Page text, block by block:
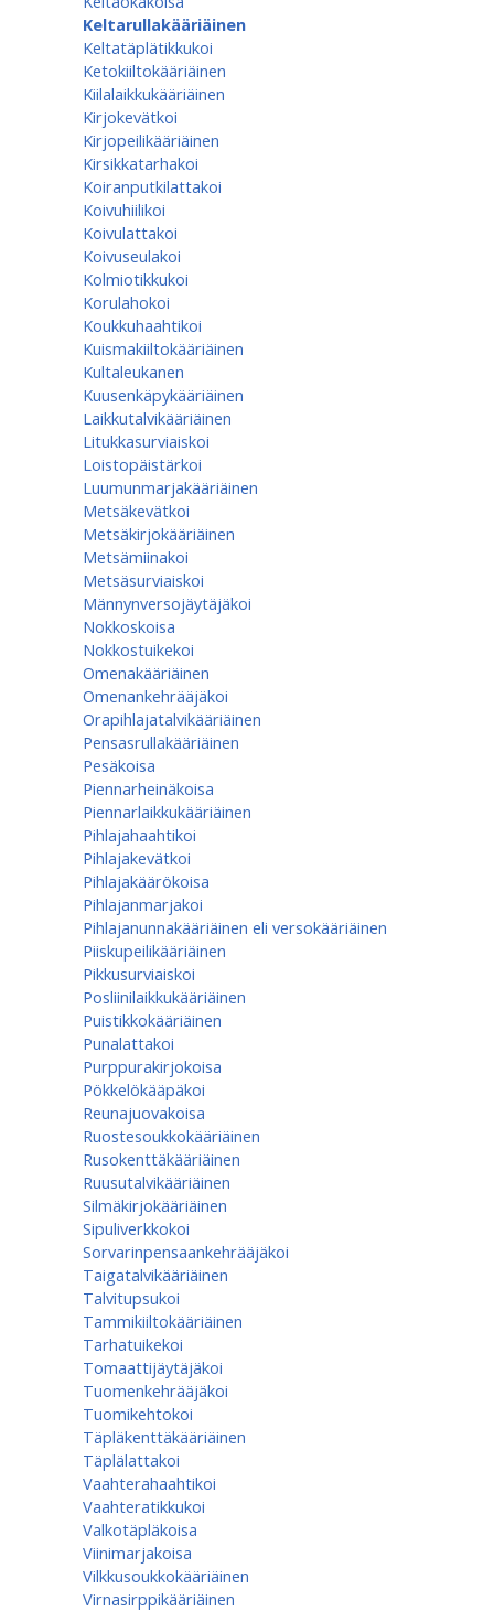
Keltarullakääriäinen
Keltatäplätikkukoi
Ketokiiltokääriäinen
Kiilalaikkukääriäinen
Kirjokevätkoi
Kirjopeilikääriäinen
Kirsikkatarhakoi
Koiranputkilattakoi
Koivuhiilikoi
Koivulattakoi
Koivuseulakoi
Kolmiotikkukoi
Korulahokoi
Koukkuhaahtikoi
Kuismakiiltokääriäinen
Kultaleukanen
Kuusenkäpykääriäinen
Laikkutalvikääriäinen
Litukkasurviaiskoi
Loistopäistärkoi
Luumunmarjakääriäinen
Metsäkevätkoi
Metsäkirjokääriäinen
Metsämiinakoi
Metsäsurviaiskoi
Männynversojäytäjäkoi
Nokkoskoisa
Nokkostuikekoi
Omenakääriäinen
Omenan­kehrääjä­koi
Orapihlajatalvikääriäinen
Pensasrullakääriäinen
Pesäkoisa
Piennarheinäkoisa
Piennarlaikkukääriäinen
Pihlajahaahtikoi
Pihlajakevätkoi
Pihlajakäärökoisa
Pihlajanmarjakoi
Pihlajanunnakääriäinen eli versokääriäinen
Piiskupeilikääriäinen
Pikkusurviaiskoi
Posliinilaikkukääriäinen
Puistikkokääriäinen
Punalattakoi
Purppurakirjokoisa
Pökkelökääpäkoi
Reunajuovakoisa
Ruostesoukkokääriäinen
Rusokenttäkääriäinen
Ruusutalvikääriäinen
Silmäkirjokääriäinen
Sipuliverkkokoi
Sorvarinpensaankehrääjäkoi
Taigatalvikääriäinen
Talvitupsukoi
Tammikiiltokääriäinen
Tarhatuikekoi
Tomaattijäytäjäkoi
Tuomenkehrääjäkoi
Tuomikehtokoi
Täpläkenttäkääriäinen
Täplälattakoi
Vaahterahaahtikoi
Vaahteratikkukoi
Valkotäpläkoisa
Viinimarjakoisa
Vilkkusoukkokääriäinen
Virnasirppikääriäinen